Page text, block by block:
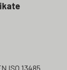
ISO 13485